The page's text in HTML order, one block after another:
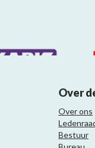
Over
Over ons
Bestuur